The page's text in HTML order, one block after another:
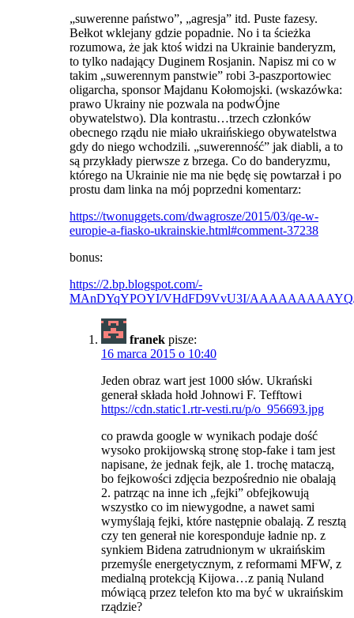
„suwerenne państwo”, „agresja” itd. Puste fazesy.
Bełkot wklejany gdzie popadnie. No i ta ścieżka
rozumowa, że jak ktoś widzi na Ukrainie banderyzm,
to tylko nadający Duginem Rosjanin. Napisz mi co w
takim „suwerennym panstwie” robi 3-paszportowiec
oligarcha, sponsor Majdanu Kołomojski. (wskazówka:
prawo Ukrainy nie pozwala na podwÓjne
obywatelstwo). Dla kontrastu…trzech członków
obecnego rządu nie miało ukraińskiego obywatelstwa
gdy do niego wchodzili. „suwerenność” jak diabli, a to
są przykłady pierwsze z brzega. Co do banderyzmu,
którego na Ukrainie nie ma nie będę się powtarzał i po
prostu dam linka na mój poprzedni komentarz:
https://twonuggets.com/dwagrosze/2015/03/qe-w-
europie-a-fiasko-ukrainskie.html#comment-37238
bonus:
https://2.bp.blogspot.com/-
MAnDYqYPOYI/VHdFD9VvU3I/AAAAAAAAAYQ/
franek pisze:
16 marca 2015 o 10:40
Jeden obraz wart jest 1000 słów. Ukrański
generał składa hołd Johnowi F. Tefftowi
https://cdn.static1.rtr-vesti.ru/p/o_956693.jpg
co prawda google w wynikach podaje dość
wysoko prokijowską stronę stop-fake i tam jest
napisane, że jednak fejk, ale 1. trochę mataczą,
bo fejkowości zdjęcia bezpośrednio nie obalają
2. patrząc na inne ich „fejki” obfejkowują
wszystko co im niewygodne, a nawet sami
wymyślają fejki, które następnie obalają. Z resztą
czy ten generał nie koresponduje ładnie np. z
synkiem Bidena zatrudnionym w ukraińskim
przemyśle energetycznym, z reformami MFW, z
medialną protekcją Kijowa…z panią Nuland
mówiącą przez telefon kto ma być w ukraińskim
rządzie?